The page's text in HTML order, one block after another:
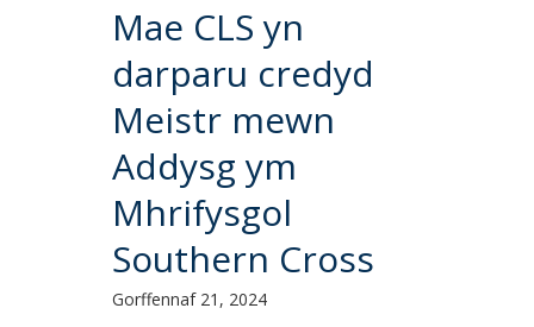
Mae CLS yn
darparu credyd
Meistr mewn
Addysg ym
Mhrifysgol
Southern Cross
Gorffennaf 21, 2024